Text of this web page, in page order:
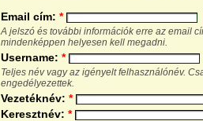
Email cím: *
A jelszó és további információk erre az email
mindenképpen helyesen kell megadni.
Username: *
Teljes név vagy az igényelt felhasználónév.
engedélyezettek.
Vezetéknév: *
Keresztnév: *